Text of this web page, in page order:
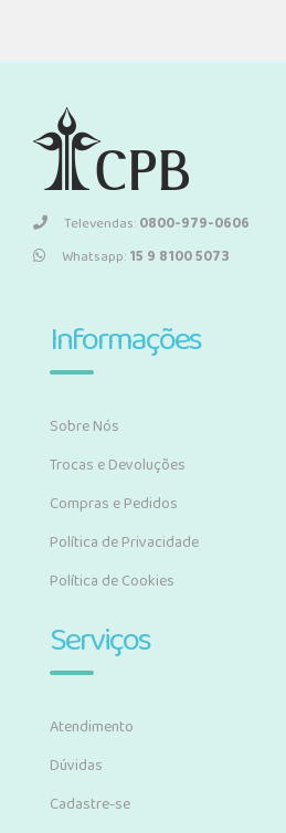
Televendas:0800-979-0606
Whatsapp:15 9 8100 5073
Informações
Sobre Nós
Trocas e Devoluções
Compras e Pedidos
Política de Privacidade
Política de Cookies
Serviços
Atendimento
Dúvidas
Cadastre-se